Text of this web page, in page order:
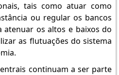
tais como atuar como
ou regular os bancos
atenuar os altos e baixos do
as flutuações do sistema
continuam a ser parte